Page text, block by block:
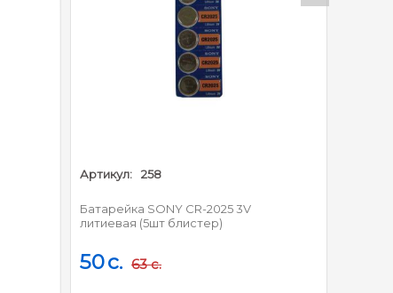
Артикул: 258
Батарейка SONY CR-2025 3V
литиевая (5шт блистер)
50 c. 63 c.